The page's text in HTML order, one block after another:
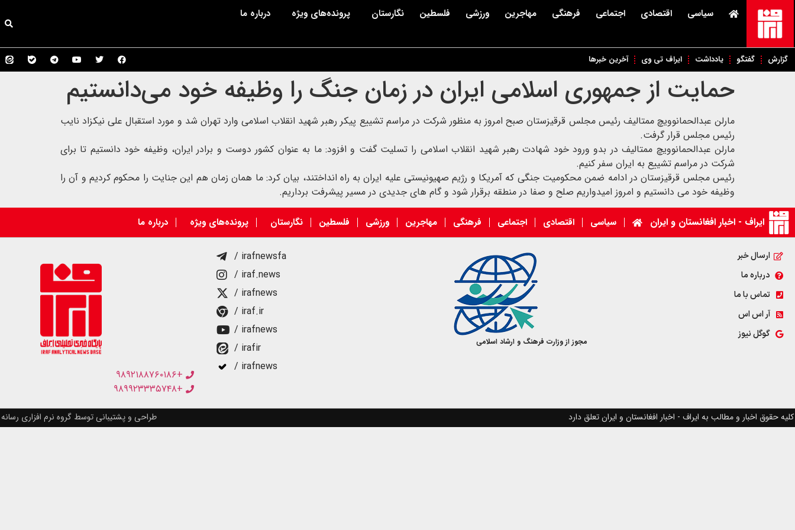
سیاسی اقتصادی اجتماعی فرهنگی مهاجرین ورزشی فلسطین نگارستان پرونده‌های ویژه درباره ما
گزارش گفتگو یادداشت ایراف تی وی آخرین خبرها
حمایت از جمهوری اسلامی ایران در زمان جنگ را وظیفه خود می‌دانستیم
مارلن عبدالحمانوویچ ممتالیف رئیس مجلس قرقیزستان صبح امروز به منظور شرکت در مراسم تشییع پیکر رهبر شهید انقلاب اسلامی وارد تهران شد و مورد استقبال علی نیکزاد نایب
رئیس مجلس قرار گرفت.
مارلن عبدالحمانوویچ ممتالیف در بدو ورود خود شهادت رهبر شهید انقلاب اسلامی را تسلیت گفت و افزود: ما به عنوان کشور دوست و برادر ایران، وظیفه خود دانستیم تا برای
شرکت در مراسم تشییع به ایران سفر کنیم.
رئیس مجلس قرقیزستان در ادامه ضمن محکومیت جنگی که آمریکا و رژیم صهیونیستی علیه ایران به راه انداختند، بیان کرد: ما همان زمان هم این جنایت را محکوم کردیم و آن را
وظیفه خود می دانستیم و امروز امیدواریم صلح و صفا در منطقه برقرار شود و گام های جدیدی در مسیر پیشرفت برداریم.
ایراف - اخبار افغانستان و ایران سیاسی اقتصادی اجتماعی فرهنگی مهاجرین ورزشی فلسطین نگارستان پرونده‌های ویژه درباره ما
ارسال خبر
درباره ما
تماس با ما
آر اس اس
گوگل نیوز
مجوز از وزارت فرهنگ و ارشاد اسلامی
/ irafnewsfa
/ iraf.news
/ irafnews
/ iraf.ir
/ irafnews
/ irafir
/ irafnews
+۹۸۹۲۱۸۸۷۶۰۱۸۶
+۹۸۹۹۲۳۳۳۵۷۴۸
کلیه حقوق اخبار و مطالب به ایراف - اخبار افغانستان و ایران تعلق دارد طراحی و پشتیبانی توسط گروه نرم افزاری رسانه